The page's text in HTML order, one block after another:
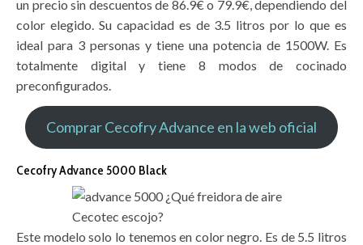
un precio sin descuentos de 86.9€ o 79.9€, dependiendo del
color elegido. Su capacidad es de 3.5 litros por lo que es
ideal para 3 personas y tiene una potencia de 1500W. Es
totalmente digital y tiene 8 modos de cocinado
preconfigurados.
Comprar Cecofry Advance en la web oficial
Cecofry Advance 5000 Black
Este modelo solo lo tenemos en color negro. Es de 5.5 litros